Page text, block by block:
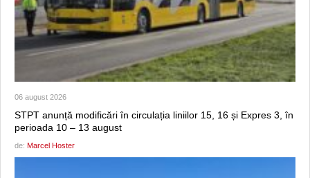
06 august 2026
STPT anunță modificări în circulația liniilor 15, 16 și Expres 3, în
perioada 10 – 13 august
de: Marcel Hoster